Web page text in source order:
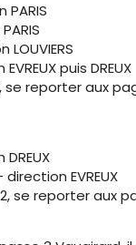
puis DREUX
se reporter aux
EVREUX
se reporter aux